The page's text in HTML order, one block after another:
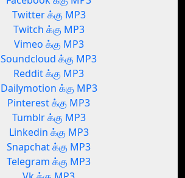
Twitter க்கு MP3
Twitch க்கு MP3
Vimeo க்கு MP3
Soundcloud க்கு MP3
Reddit க்கு MP3
Dailymotion க்கு MP3
Pinterest க்கு MP3
Tumblr க்கு MP3
Linkedin க்கு MP3
Snapchat க்கு MP3
Telegram க்கு MP3